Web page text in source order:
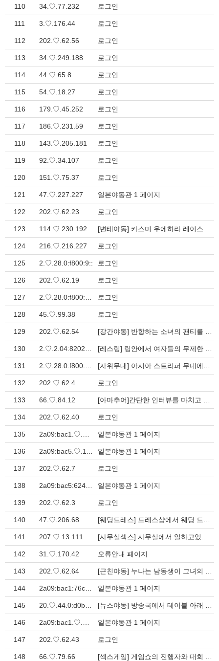
110 34.♡.77.232 로그인
111 3.♡.176.44 로그인
112 202.♡.62.56 로그인
113 34.♡.249.188 로그인
114 44.♡.65.8 로그인
115 54.♡.18.27 로그인
116 179.♡.45.252 로그인
117 186.♡.231.59 로그인
118 143.♡.205.181 로그인
119 92.♡.34.107 로그인
120 151.♡.75.37 로그인
121 47.♡.227.227 일본야동관 1 페이지
122 202.♡.62.23 로그인
123 114.♡.230.192
124 216.♡.216.227 로그인
125 2.♡.28.0:f800:9:: 로그인
126 202.♡.62.19 로그인
127 로그인
128 45.♡.99.38 로그인
129 202.♡.62.54
130
131
132 202.♡.62.4 로그인
133 66.♡.84.12
134 202.♡.62.40 로그인
135 일본야동관 1 페이지
136 일본야동관 1 페이지
137 202.♡.62.7 로그인
138 일본야동관 1 페이지
139 202.♡.62.3 로그인
140 47.♡.206.68
141 207.♡.13.111
142 31.♡.170.42 오류안내 페이지
143 202.♡.62.64
144 일본야동관 1 페이지
145
146 일본야동관 1 페이지
147 202.♡.62.43 로그인
148 66.♡.79.66